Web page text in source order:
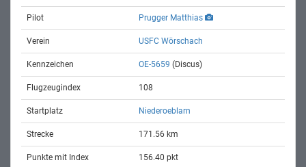
Pilot Prugger Matthias
Verein USFC Wörschach
Kennzeichen OE-5659 (Discus)
Flugzeugindex 108
Startplatz Niederoeblarn
Strecke 171.56 km
Punkte mit Index 156.40 pkt